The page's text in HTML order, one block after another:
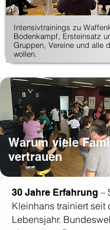
​​Intensivtrainings zu
Bodenkampf, Ersteinsatz
Gruppen, Vereine und alle
wollen.
Warum viele
vertrauen
30 Jahre Erfahrung –
Kleinhans trainiert seit
Lebensjahr.